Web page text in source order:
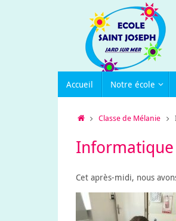
Accueil Notre école
Accueil
Classe de Mélanie
Informatique
Cet après-midi, nous